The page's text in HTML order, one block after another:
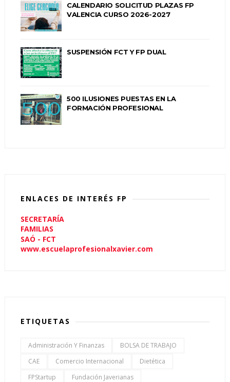
CALENDARIO SOLICITUD PLAZAS FP
VALENCIA CURSO 2026-2027
SUSPENSIÓN FCT Y FP DUAL
500 ILUSIONES PUESTAS EN LA
FORMACIÓN PROFESIONAL
ENLACES DE INTERÉS FP
SECRETARÍA
FAMILIAS
SAÓ - FCT
www.escuelaprofesionalxavier.com
ETIQUETAS
Administración Y Finanzas
BOLSA DE TRABAJO
CAE
Comercio Internacional
Dietética
FPStartup
Fundación Javerianas